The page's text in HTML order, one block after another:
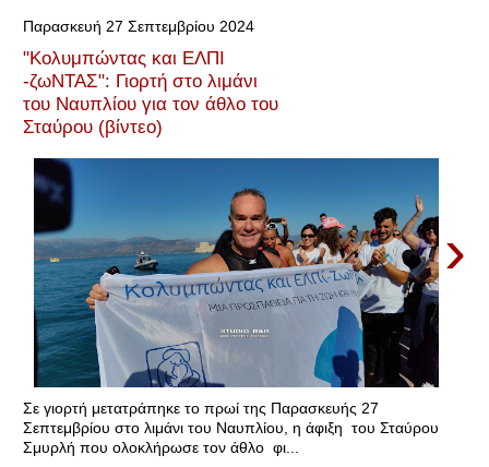
Παρασκευή 27 Σεπτεμβρίου 2024
"Κολυμπώντας και ΕΛΠΙ
-ζωΝΤΑΣ": Γιορτή στο λιμάνι
του Ναυπλίου για τον άθλο του
Σταύρου (βίντεο)
›
Σε γιορτή μετατράπηκε το πρωί της Παρασκευής 27
Σεπτεμβρίου στο λιμάνι του Ναυπλίου, η άφιξη του Σταύρου
Σμυρλή που ολοκλήρωσε τον άθλο φι...